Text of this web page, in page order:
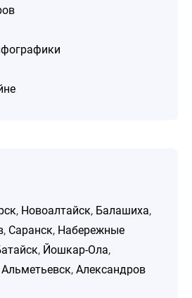
, Новоалтайск, Балашиха,
, Саранск, Набережные
, Йошкар-Ола,
Альметьевск, Александров